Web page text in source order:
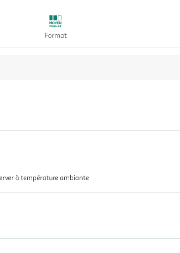
Format
à température ambiante